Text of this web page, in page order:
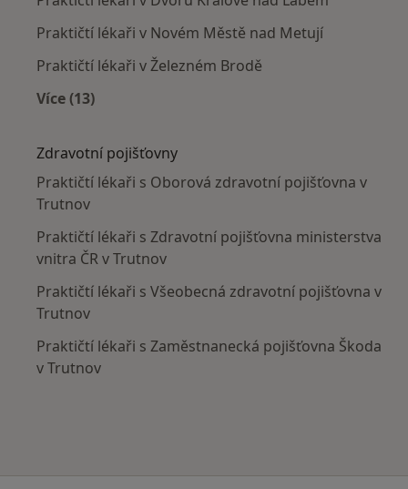
Praktičtí lékaři v Novém Městě nad Metují
Praktičtí lékaři v Železném Brodě
Více (13)
Zdravotní pojišťovny
Praktičtí lékaři s Oborová zdravotní pojišťovna v
Trutnov
Praktičtí lékaři s Zdravotní pojišťovna ministerstva
vnitra ČR v Trutnov
Praktičtí lékaři s Všeobecná zdravotní pojišťovna v
Trutnov
Praktičtí lékaři s Zaměstnanecká pojišťovna Škoda
v Trutnov